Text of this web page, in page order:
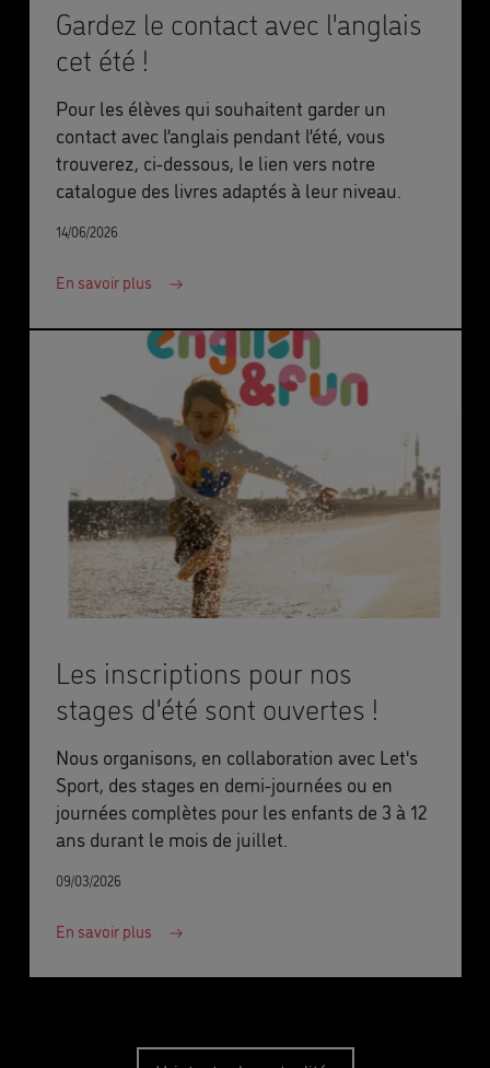
Gardez le contact avec l'anglais
cet été !
Pour les élèves qui souhaitent garder un
contact avec l’anglais pendant l’été, vous
trouverez, ci-dessous, le lien vers notre
catalogue des livres adaptés à leur niveau.
14/06/2026
En savoir plus
Les inscriptions pour nos
stages d'été sont ouvertes !
Nous organisons, en collaboration avec Let's
Sport, des stages en demi-journées ou en
journées complètes pour les enfants de 3 à 12
ans durant le mois de juillet.
09/03/2026
En savoir plus